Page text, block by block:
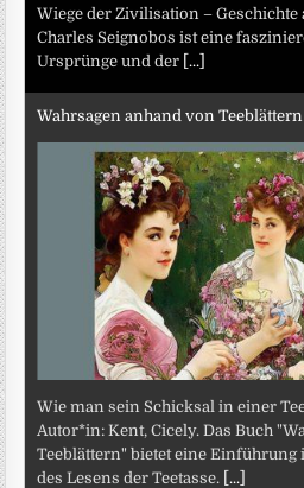
Wiege der Zivilisation – Geschichte
Charles Seignobos ist eine
Ursprünge und der [...]
Wahrsagen anhand von Teeblättern
Wie man sein Schicksal in einer
Autor*in: Kent, Cicely. Das Buch
Teeblättern" bietet eine Einführung
des Lesens der Teetasse. [...]